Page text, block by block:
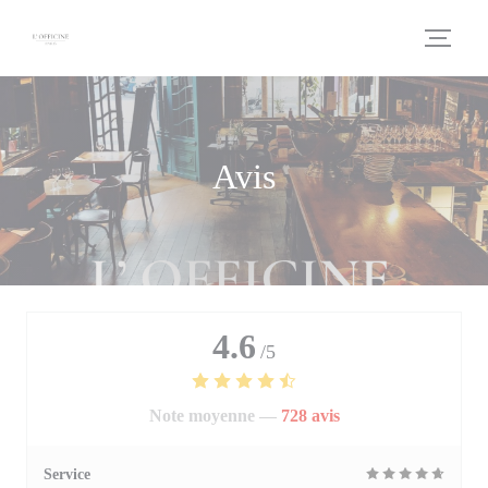
Avis
4.6 /5
Note moyenne — 728 avis
Service